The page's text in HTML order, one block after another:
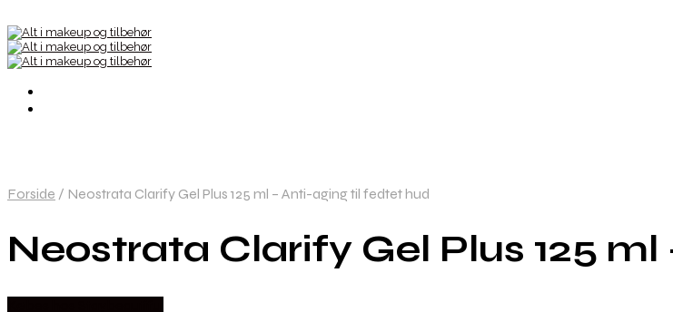
Forside / Neostrata Clarify Gel Plus 125 ml – Anti-aging til fedtet hud
Neostrata Clarify Gel Plus 125